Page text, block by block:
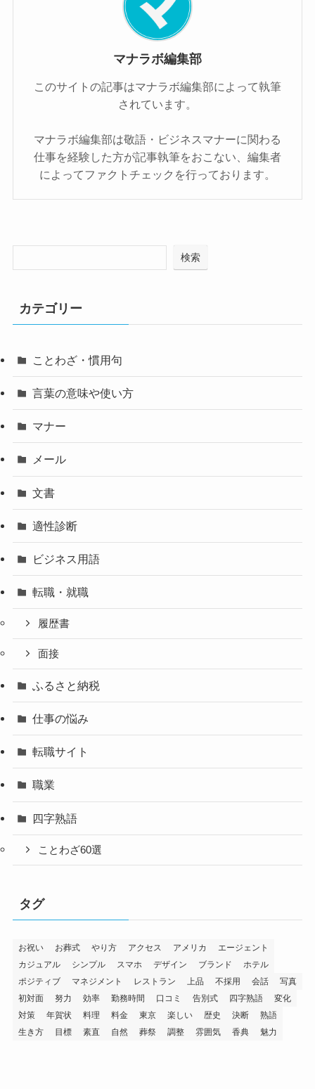
マナラボ編集部
このサイトの記事はマナラボ編集部によって執筆
されています。
マナラボ編集部は敬語・ビジネスマナーに関わる
仕事を経験した方が記事執筆をおこない、編集者
によってファクトチェックを行っております。
検索
カテゴリー
ことわざ・慣用句
言葉の意味や使い方
マナー
メール
文書
適性診断
ビジネス用語
転職・就職
履歴書
面接
ふるさと納税
仕事の悩み
転職サイト
職業
四字熟語
ことわざ60選
タグ
お祝い お葬式 やり方 アクセス アメリカ
エージェント
カジュアル
シンプル スマホ デザイン ブランド
ホテル
ポジティブ
マネジメント レストラン 上品 不採用 会話
写真
初対面
努力 効率 勤務時間 口コミ 告別式 四字熟語
変化
対策
年賀状 料理 料金 東京 楽しい 歴史 決断
熟語
生き方
目標 素直 自然 葬祭 調整 雰囲気 香典 魅力